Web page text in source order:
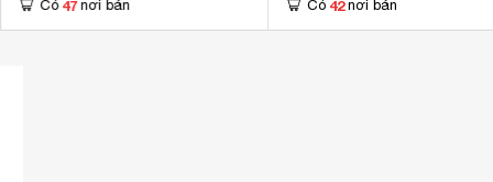
Có 47 nơi bán Có 42 nơi bán